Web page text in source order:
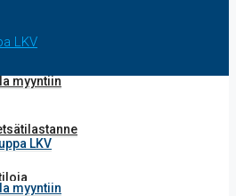
myyntiin
LKV
myyntiin